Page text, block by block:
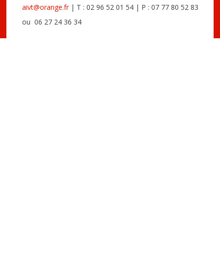
aivt@orange.fr| T : 02 96 52 01 54 | P : 07 77 80 52 83
ou 06 27 24 36 34